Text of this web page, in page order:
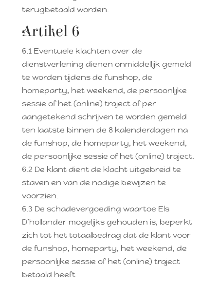
terugbetaald worden.
Artikel 6
6.1 Eventuele klachten over de
dienstverlening dienen onmiddellijk gemeld
te worden tijdens de funshop, de
homeparty, het weekend, de persoonlijke
sessie of het (online) traject of per
aangetekend schrijven te worden gemeld
ten laatste binnen de 8 kalenderdagen na
de funshop, de homeparty, het weekend,
de persoonlijke sessie of het (online) traject.
6.2 De klant dient de klacht uitgebreid te
staven en van de nodige bewijzen te
voorzien.
6.3 De schadevergoeding waartoe Els
D’hollander mogelijks gehouden is, beperkt
zich tot het totaalbedrag dat de klant voor
de funshop, homeparty, het weekend, de
persoonlijke sessie of het (online) traject
betaald heeft.